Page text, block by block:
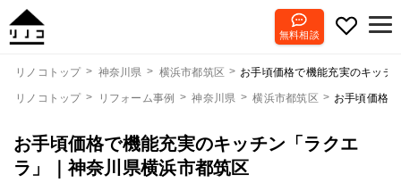
無料相談
リノコトップ 神奈川県 横浜市都筑区 お手頃価格で機能充実のキッチ
リノコトップ リフォーム事例 神奈川県 横浜市都筑区 お手頃価格
お手頃価格で機能充実のキッチン「ラクエ
ラ」｜神奈川県横浜市都筑区